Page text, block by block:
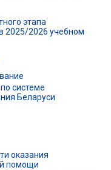
этапа
2025/2026 учебном
системе
Беларуси
оказания
помощи